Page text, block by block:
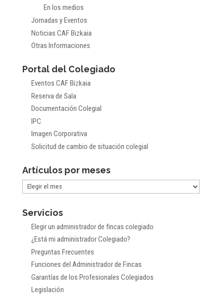
En los medios
Jornadas y Eventos
Noticias CAF Bizkaia
Otras Informaciones
Portal del Colegiado
Eventos CAF Bizkaia
Reserva de Sala
Documentación Colegial
IPC
Imagen Corporativa
Solicitud de cambio de situación colegial
Artículos por meses
Artículos
meses
Servicios
Elegir un administrador de fincas colegiado
¿Está mi administrador Colegiado?
Preguntas Frecuentes
Funciones del Administrador de Fincas
Garantías de los Profesionales Colegiados
Legislación